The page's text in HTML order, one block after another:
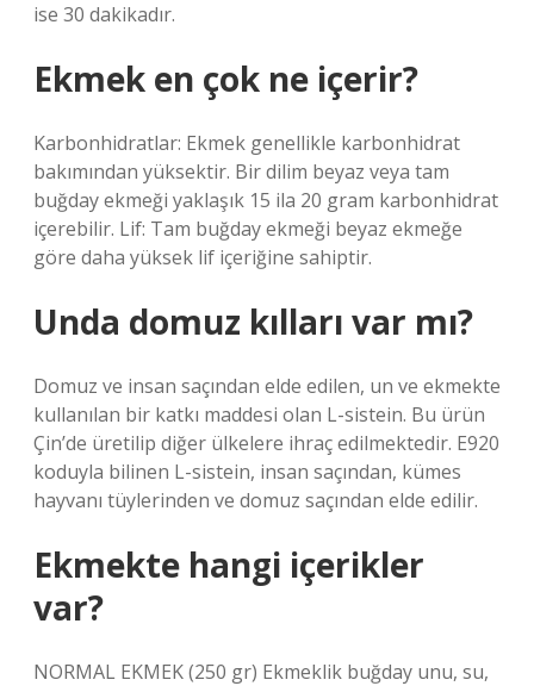
ise 30 dakikadır.
Ekmek en çok ne içerir?
Karbonhidratlar: Ekmek genellikle karbonhidrat
bakımından yüksektir. Bir dilim beyaz veya tam
buğday ekmeği yaklaşık 15 ila 20 gram karbonhidrat
içerebilir. Lif: Tam buğday ekmeği beyaz ekmeğe
göre daha yüksek lif içeriğine sahiptir.
Unda domuz kılları var mı?
Domuz ve insan saçından elde edilen, un ve ekmekte
kullanılan bir katkı maddesi olan L-sistein. Bu ürün
Çin’de üretilip diğer ülkelere ihraç edilmektedir. E920
koduyla bilinen L-sistein, insan saçından, kümes
hayvanı tüylerinden ve domuz saçından elde edilir.
Ekmekte hangi içerikler
var?
NORMAL EKMEK (250 gr) Ekmeklik buğday unu, su,